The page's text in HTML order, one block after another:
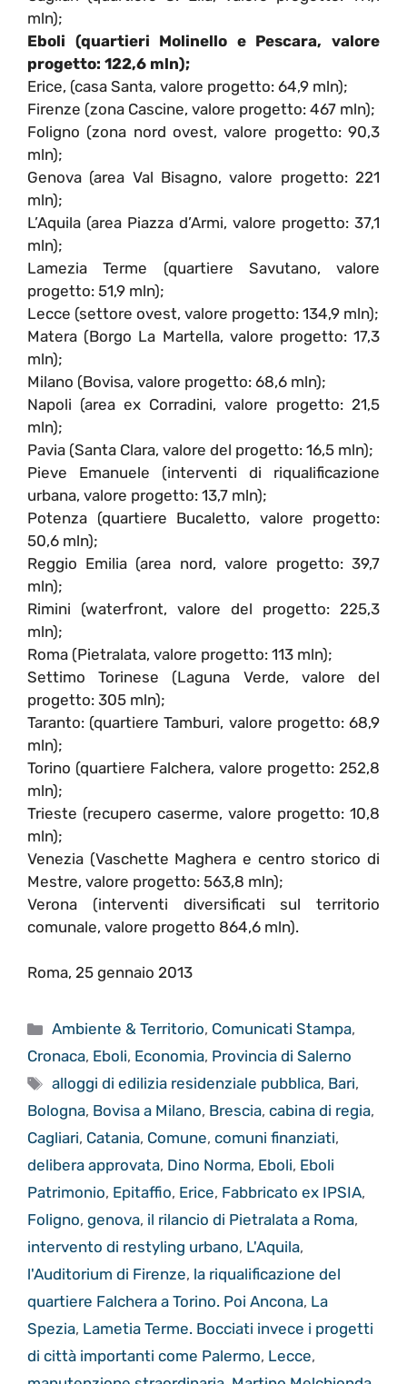
mln);
Eboli (quartieri Molinello e Pescara, valore
progetto: 122,6 mln);
Erice, (casa Santa, valore progetto: 64,9 mln);
Firenze (zona Cascine, valore progetto: 467 mln);
Foligno (zona nord ovest, valore progetto: 90,3
mln);
Genova (area Val Bisagno, valore progetto: 221
mln);
L’Aquila (area Piazza d’Armi, valore progetto: 37,1
mln);
Lamezia Terme (quartiere Savutano, valore
progetto: 51,9 mln);
Lecce (settore ovest, valore progetto: 134,9 mln);
Matera (Borgo La Martella, valore progetto: 17,3
mln);
Milano (Bovisa, valore progetto: 68,6 mln);
Napoli (area ex Corradini, valore progetto: 21,5
mln);
Pavia (Santa Clara, valore del progetto: 16,5 mln);
Pieve Emanuele (interventi di riqualificazione
urbana, valore progetto: 13,7 mln);
Potenza (quartiere Bucaletto, valore progetto:
50,6 mln);
Reggio Emilia (area nord, valore progetto: 39,7
mln);
Rimini (waterfront, valore del progetto: 225,3
mln);
Roma (Pietralata, valore progetto: 113 mln);
Settimo Torinese (Laguna Verde, valore del
progetto: 305 mln);
Taranto: (quartiere Tamburi, valore progetto: 68,9
mln);
Torino (quartiere Falchera, valore progetto: 252,8
mln);
Trieste (recupero caserme, valore progetto: 10,8
mln);
Venezia (Vaschette Maghera e centro storico di
Mestre, valore progetto: 563,8 mln);
Verona (interventi diversificati sul territorio
comunale, valore progetto 864,6 mln).
Roma, 25 gennaio 2013
Categorie
Ambiente & Territorio, Comunicati Stampa,
Cronaca, Eboli, Economia, Provincia di Salerno
Tag
alloggi di edilizia residenziale pubblica, Bari,
Bologna, Bovisa a Milano, Brescia, cabina di regia,
Cagliari, Catania, Comune, comuni finanziati,
delibera approvata, Dino Norma, Eboli, Eboli
Patrimonio, Epitaffio, Erice, Fabbricato ex IPSIA,
Foligno, genova, il rilancio di Pietralata a Roma,
intervento di restyling urbano, L'Aquila,
l'Auditorium di Firenze, la riqualificazione del
quartiere Falchera a Torino. Poi Ancona, La
Spezia, Lametia Terme. Bocciati invece i progetti
di città importanti come Palermo, Lecce,